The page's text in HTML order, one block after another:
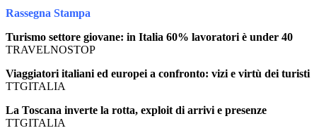
Rassegna Stampa
Turismo settore giovane: in Italia 60% lavoratori è under 40
TRAVELNOSTOP
Viaggiatori italiani ed europei a confronto: vizi e virtù dei turisti
TTGITALIA
La Toscana inverte la rotta, exploit di arrivi e presenze
TTGITALIA